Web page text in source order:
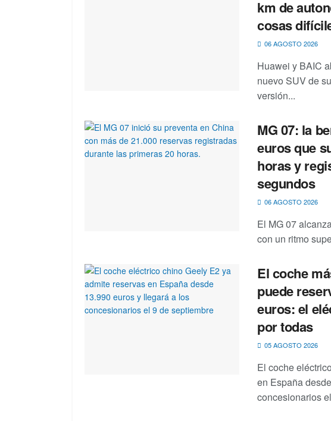
km de
cosas
06 AGOSTO 2026
Huawei y BAIC
nuevo SUV de
versión...
MG 07: la
euros que
horas y
segundos
06 AGOSTO 2026
El MG 07
con un ritmo
El coche
puede
euros: el
por todas
05 AGOSTO 2026
El coche
en España
concesionarios